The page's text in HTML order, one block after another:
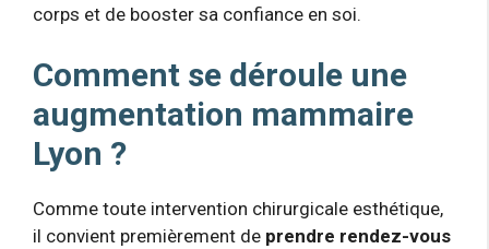
corps et de booster sa confiance en soi.
Comment se déroule une
augmentation mammaire
Lyon ?
Comme toute intervention chirurgicale esthétique,
il convient premièrement de prendre rendez-vous